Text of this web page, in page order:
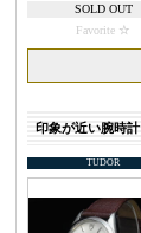
SOLD OUT
Favorite
印象が近い腕時計
TUDOR